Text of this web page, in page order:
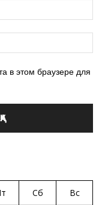
в этом браузере для
Сб Вс